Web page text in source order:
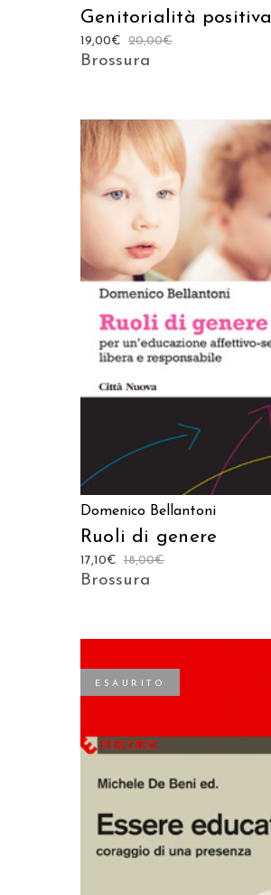
Genitorialità positiva
20,00€
19,00€
Brossura
Domenico Bellantoni
Ruoli di genere
18,00€
17,10€
Brossura
ESAURITO
LEGGI TUTTO